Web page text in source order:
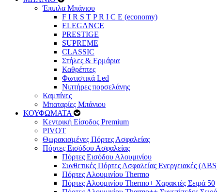
Έπιπλα Μπάνιου
F I R S T P R I C E (economy)
ELEGANCE
PRESTIGE
SUPREME
CLASSIC
Στήλες & Ερμάρια
Καθρέπτες
Φωτιστικά Led
Νιπτήρες πορσελάνης
Καμπίνες
Μπαταρίες Μπάνιου
ΚΟΥΦΩΜΑΤΑ
Κεντρική Είσοδος Premium
PIVOT
Θωρακισμένες Πόρτες Ασφαλείας
Πόρτες Εισόδου Ασφαλείας
Πόρτες Eισόδου Αλουμινίου
Συνθετικές Πόρτες Ασφαλείας Ενεργειακές
Πόρτες Αλουμινίου Thermo
Πόρτες Αλουμινίου Thermo+ Χαρακτές Σειρά 50